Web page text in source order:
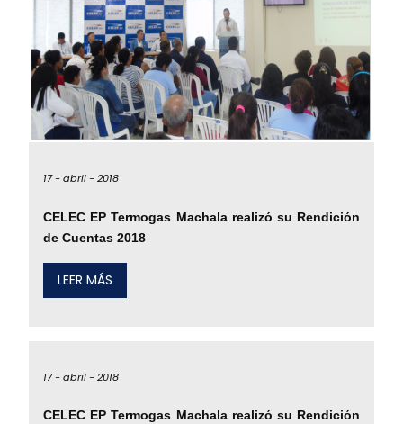
17 -abril -2018
CELEC EP Termogas Machala realizó su Rendición
de Cuentas 2018
LEER MÁS
17 -abril -2018
CELEC EP Termogas Machala realizó su Rendición